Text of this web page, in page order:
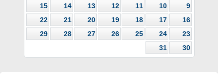
9
10
11
12
13
14
15
16
17
18
19
20
21
22
23
24
25
26
27
28
29
30
31